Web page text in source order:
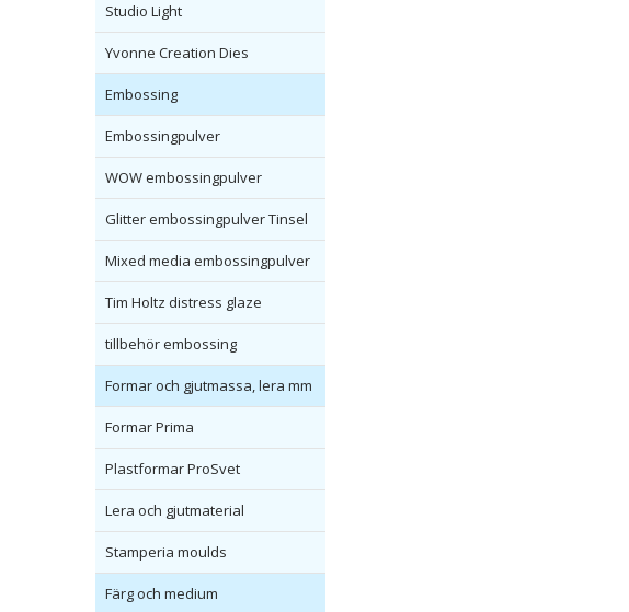
Studio Light
Yvonne Creation Dies
Embossing
Embossingpulver
WOW embossingpulver
Glitter embossingpulver Tinsel
Mixed media embossingpulver
Tim Holtz distress glaze
tillbehör embossing
Formar och gjutmassa, lera mm
Formar Prima
Plastformar ProSvet
Lera och gjutmaterial
Stamperia moulds
Färg och medium